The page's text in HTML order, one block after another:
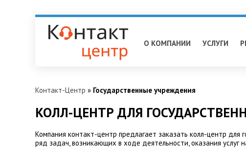
О КОМПАНИИ УСЛУГИ
Контакт-Центр » Государственные учреждения
КОЛЛ-ЦЕНТР ДЛЯ
Компания контакт-центр предлагает заказать колл-центр
ряд задач, возникающих в ходе деятельности, оказания услуг